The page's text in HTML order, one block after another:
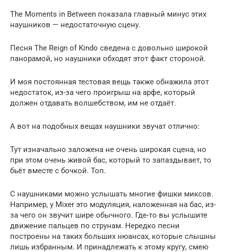
The Moments in Between показала главный минус этих
наушников — недостаточную сцену.
Песня The Reign of Kindo сведена с довольно широкой
панорамой, но наушники обходят этот факт стороной.
И моя постоянная тестовая вещь также обнажила этот
недостаток, из-за чего проигрыш на арфе, который
должен отдавать волшебством, им не отдаёт.
А вот на подобных вещах наушники звучат отлично:
Тут изначально заложена не очень широкая сцена, но
при этом очень живой бас, который то запаздывает, то
бьёт вместе с бочкой. Топ.
С наушниками можно услышать многие фишки миксов.
Например, у Mixer это модуляция, наложенная на бас, из-
за чего он звучит шире обычного. Где-то вы услышите
движение пальцев по струнам. Нередко песни
построены на таких больших нюансах, которые слышны
лишь избранным. И принадлежать к этому кругу, смею